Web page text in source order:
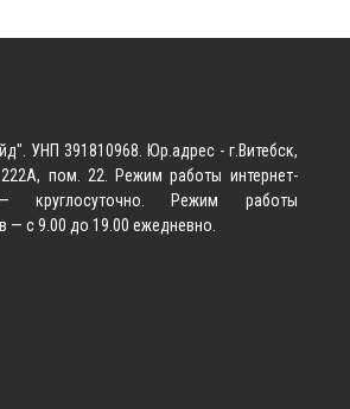
УНП 391810968. Юр.адрес - г.Витебск,
222А, пом. 22. Режим работы интернет-
круглосуточно. Режим работы
— с 9.00 до 19.00 ежедневно.